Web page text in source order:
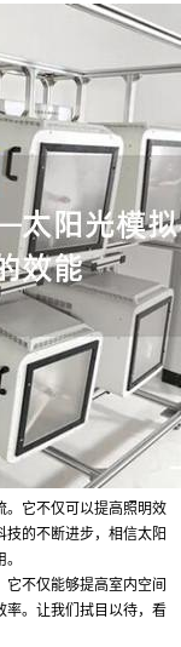
。它不仅可以提高照明效
的不断进步，相信太阳
不仅能够提高室内空间
率。让我们拭目以待，看